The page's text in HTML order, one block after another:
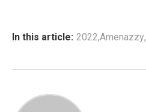
In this article: 2022,Amenazzy,